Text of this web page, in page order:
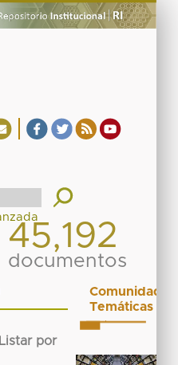
45,192
documentos
Listar por
Comunidades
Temáticas